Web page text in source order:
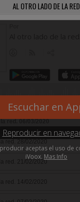
AL OTRO LADO DE LA RED